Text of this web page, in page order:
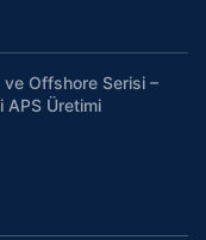
Offshore Serisi –
APS Üretimi